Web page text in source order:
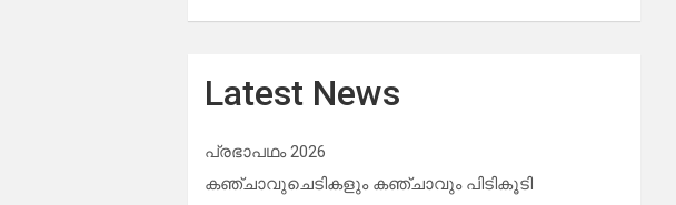
Latest News
പ്രഭാപഥം 2026
കഞ്ചാവുചെടികളും കഞ്ചാവും പിടികൂടി